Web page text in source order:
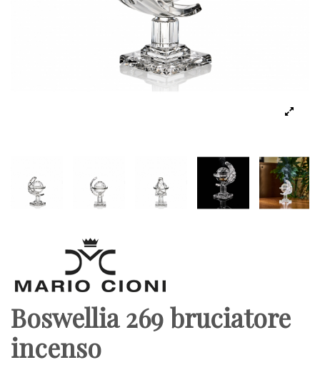
Boswellia 269 bruciatore
incenso